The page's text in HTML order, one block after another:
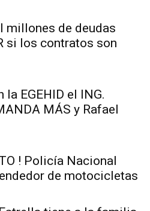
millones de deudas
si los contratos son
la EGEHID el ING.
MÁS y Rafael
! Policía Nacional
de motocicletas